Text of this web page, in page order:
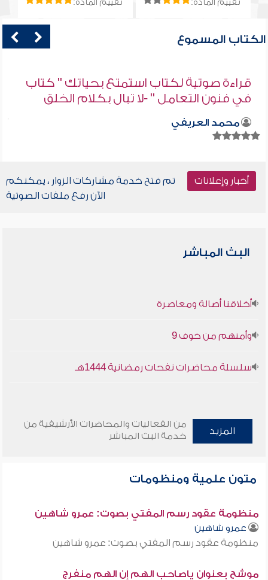
تقييم المادة: تقييم المادة:
الكتاب المسموع
قراءة صوتية لكتاب استمتع بحياتك " كتاب
في فنون التعامل " -لا تبال بكلام الخلق
محمد العريفي
أخبار وإعلانات
تم فتح خدمة مشاركات الزوار ، يمكنكم
الآن رفع ملفات الصوتية
البث المباشر
أخلاقنا أصالة ومعاصرة
وأمنهم من خوف 9
سلسلة محاضرات نفحات رمضانية 1444هـ
المزيد
من الفعاليات والمحاضرات الأرشيفية من
خدمة البث المباشر
متون علمية ومنظومات
منظومة عقود رسم المفتي بصوت: عمرو شاهين
عمرو شاهين
منظومة عقود رسم المفتي بصوت: عمرو شاهين
موشح بعنوان ياصاحب الهم إن الهم منفرج